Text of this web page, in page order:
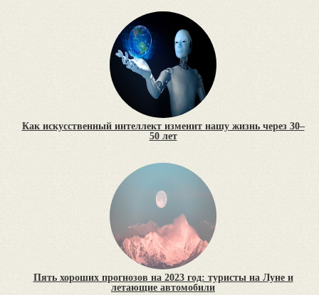
Как искусственный интеллект изменит нашу жизнь через 30–
50 лет
Пять хороших прогнозов на 2023 год: туристы на Луне и
летающие автомобили